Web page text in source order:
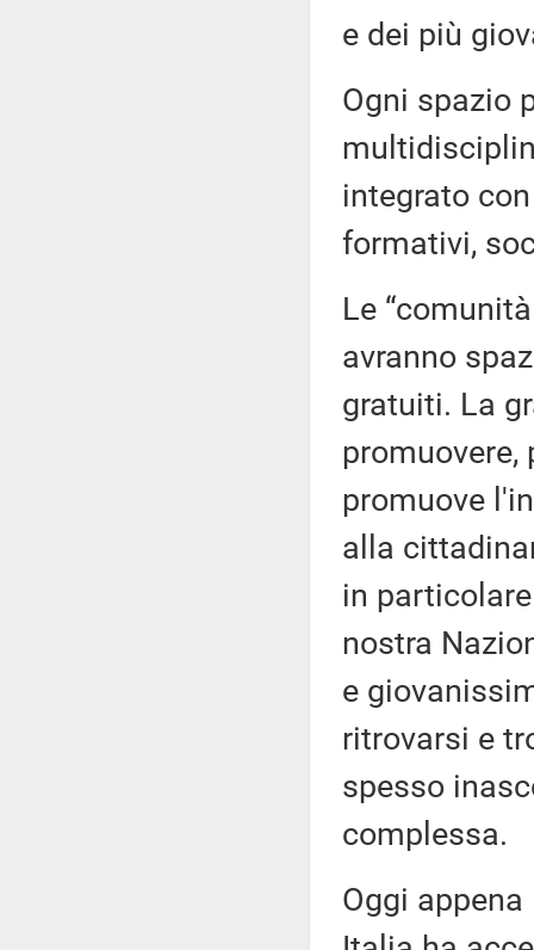
e dei più
Ogni spazio
integrato
formativi,
Le
avranno
gratuiti. La
promuovere,
promuove
alla
in
nostra
e
ritrovarsi e
spesso
complessa.
Oggi